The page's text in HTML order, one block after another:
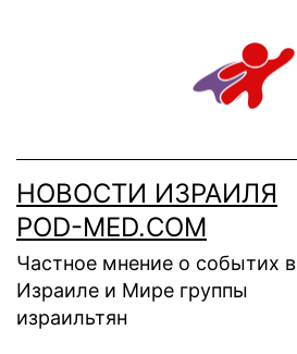
НОВОСТИ ИЗРАИЛЯ
POD-MED.COM
Частное мнение о событих в
Израиле и Мире группы
израильтян